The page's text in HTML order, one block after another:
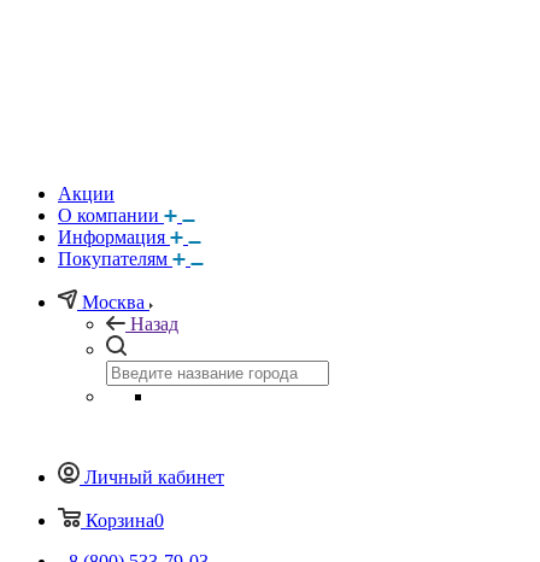
Акции
О компании
Информация
Покупателям
Москва
Назад
Личный кабинет
Корзина0